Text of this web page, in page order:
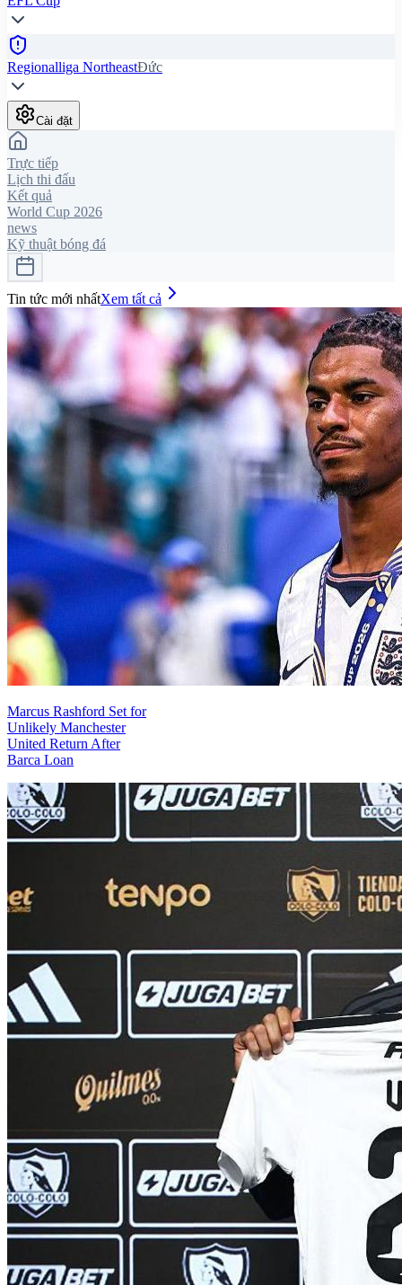
Regionalliga NortheastĐức
Cài đặt
Trực tiếp
Lịch thi đấu
Kết quả
World Cup 2026
news
Kỹ thuật bóng đá
Tin tức mới nhấtXem tất cả
Marcus Rashford Set for
Unlikely Manchester
United Return After
Barca Loan